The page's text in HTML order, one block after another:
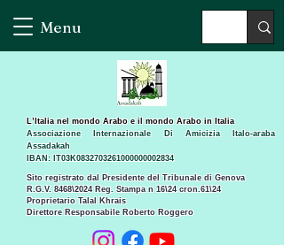
Menu
Sito registrato dal Presidente del Tribunale di Genova
R.G.V. 8468\2024 Reg. Stampa n 16\24 cron.61\24 ​
Proprietario Talal Khrais
Direttore Responsabile Roberto Roggero
L’Italia nel mondo Arabo e il mondo Arabo in Italia
Associazione Internazionale Di Amicizia Italo-araba
Assadakah
IBAN: IT03K0832703261000000002834